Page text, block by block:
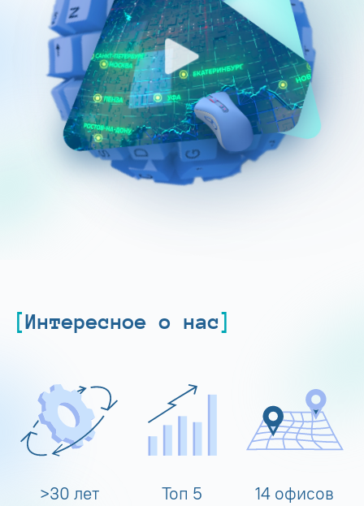
Интересное о нас
>30 лет Топ 5 14 офисов